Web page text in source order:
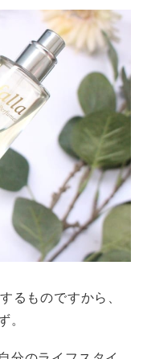
るものですから、